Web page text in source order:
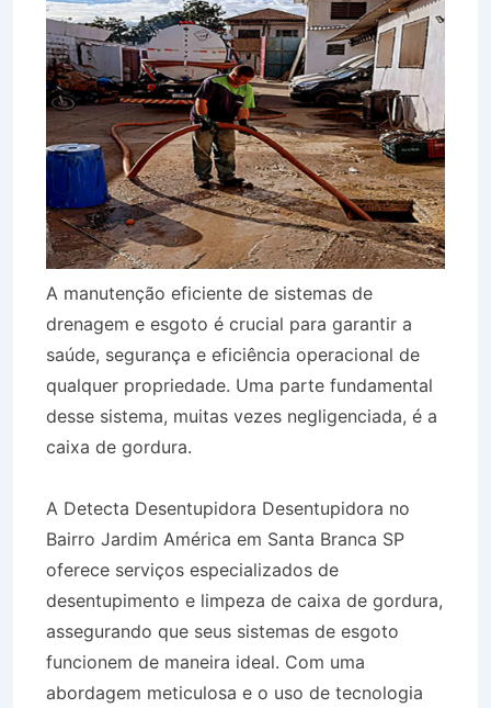
A manutenção eficiente de sistemas de
drenagem e esgoto é crucial para garantir a
saúde, segurança e eficiência operacional de
qualquer propriedade. Uma parte fundamental
desse sistema, muitas vezes negligenciada, é a
caixa de gordura.
A Detecta Desentupidora Desentupidora no
Bairro Jardim América em Santa Branca SP
oferece serviços especializados de
desentupimento e limpeza de caixa de gordura,
assegurando que seus sistemas de esgoto
funcionem de maneira ideal. Com uma
abordagem meticulosa e o uso de tecnologia